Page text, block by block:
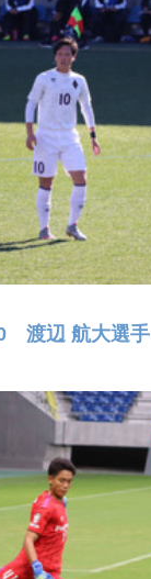
渡辺 航大選手